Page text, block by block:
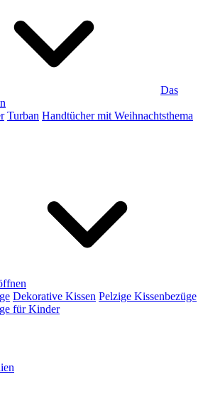
Das
Turban Handtücher mit Weihnachtsthema
Dekorative Kissen Pelzige Kissenbezüge
für Kinder